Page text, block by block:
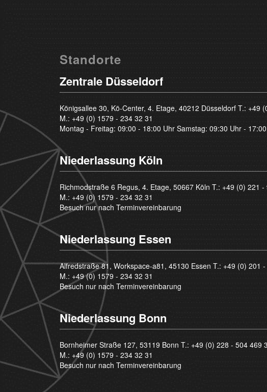
Standorte
Zentrale Düsseldorf
Königsallee 30, Kö-Center, 4. Etage, 40212 Düsseldorf T.: +49
M.: +49 (0) 1579 - 234 32 31
Montag - Freitag: 09:00 - 18:00 Uhr Samstag: 09:30 Uhr -
Niederlassung Köln
Richmodstraße 6 Regus, 4. Etage, 50667 Köln T.: +49 (0) 221 -
M.: +49 (0) 1579 - 234 32 31
Besuch nur nach Terminvereinbarung
Niederlassung Essen
Alfredstraße 81, Workspace-a81, 45130 Essen T.: +49 (0) 201
M.: +49 (0) 1579 - 234 32 31
Besuch nur nach Terminvereinbarung
Niederlassung Bonn
Bornheimer Straße 127, 53119 Bonn T.: +49 (0) 228 - 504 469
M.: +49 (0) 1579 - 234 32 31
Besuch nur nach Terminvereinbarung